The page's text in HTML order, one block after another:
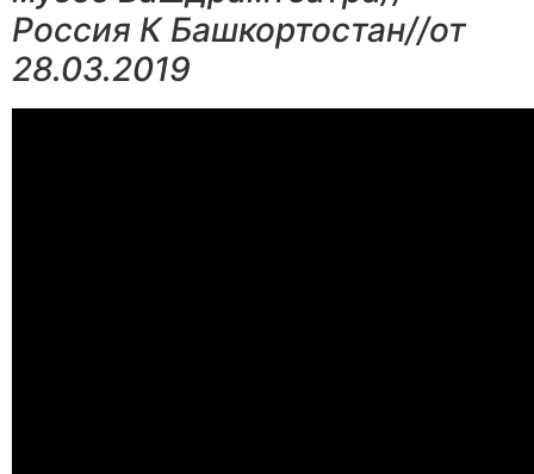
Россия К Башкортостан//от
28.03.2019